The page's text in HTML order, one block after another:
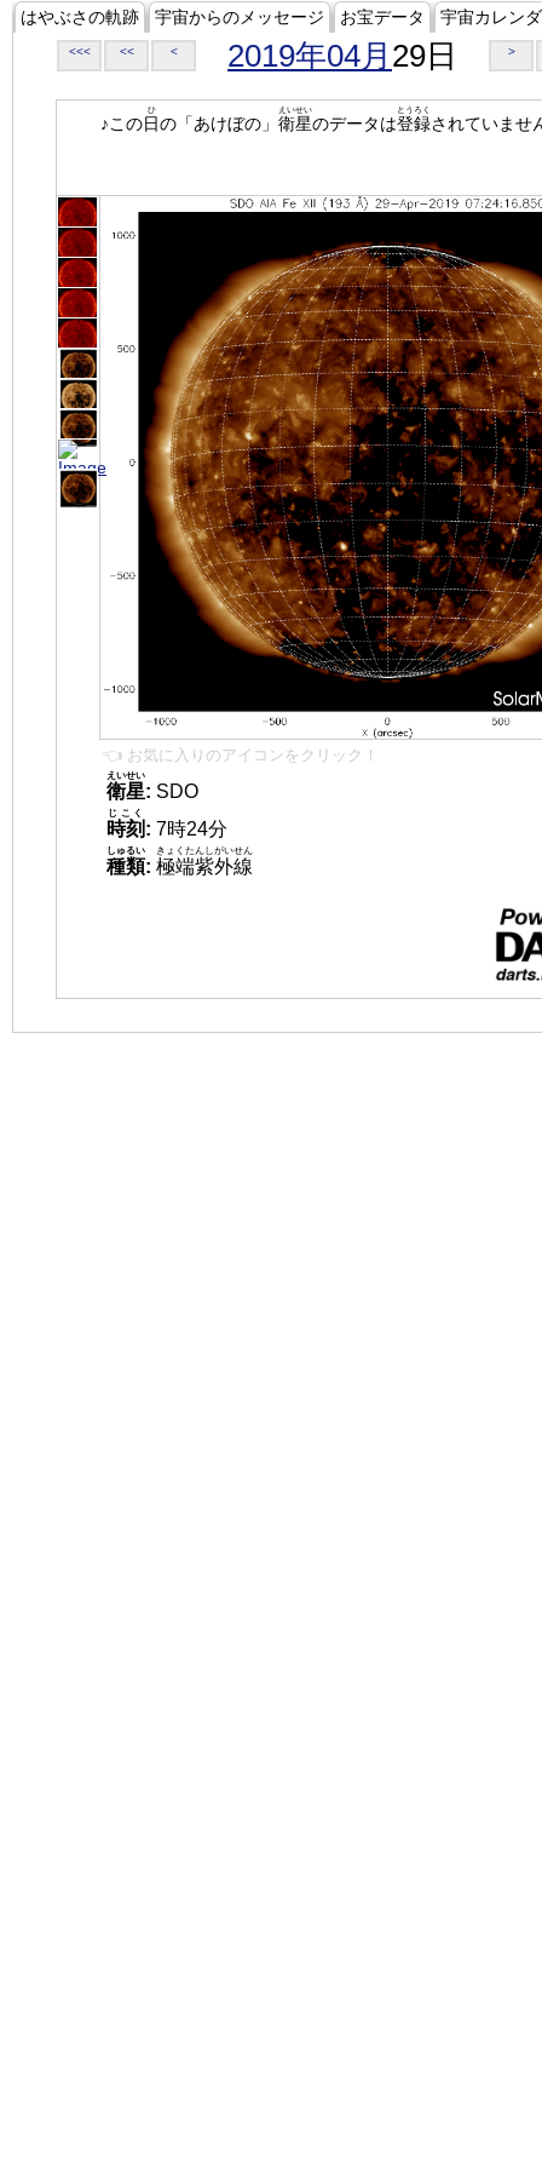
はやぶさの軌跡 宇宙からのメッセージ お宝データ 宇宙カレン
<<< << < 2019年04月 29日 >
♪この日
ひ
の「あけぼの」 衛星
えいせい
のデータは登録
とうろく
されていませ
👈 お気に入りのアイコンをクリック！
衛星
えいせい
: SDO
時刻
じこく
: 7時24分
種類
しゅるい
: 極端紫外線
きょくたんしがいせん